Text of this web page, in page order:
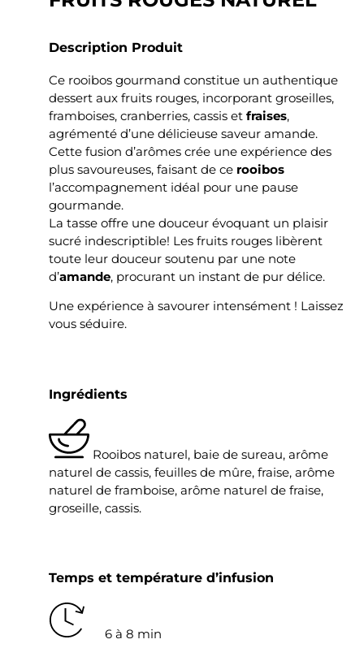
Description Produit
Ce rooibos gourmand constitue un authentique
dessert aux fruits rouges, incorporant groseilles,
framboises, cranberries, cassis et fraises,
agrémenté d’une délicieuse saveur amande.
Cette fusion d’arômes crée une expérience des
plus savoureuses, faisant de ce rooibos
l’accompagnement idéal pour une pause
gourmande.
La tasse offre une douceur évoquant un plaisir
sucré indescriptible! Les fruits rouges libèrent
toute leur douceur soutenu par une note
d’amande, procurant un instant de pur délice.
Une expérience à savourer intensément ! Laissez
vous séduire.
Ingrédients
Rooibos naturel, baie de sureau, arôme
naturel de cassis, feuilles de mûre, fraise, arôme
naturel de framboise, arôme naturel de fraise,
groseille, cassis.
Temps et température d’infusion
6 à 8 min